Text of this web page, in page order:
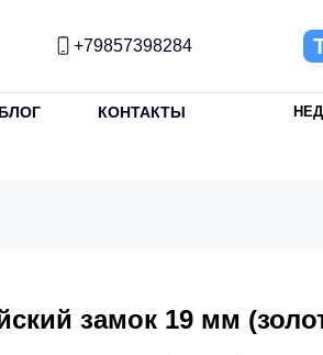
+79857398284
БЛОГ КОНТАКТЫ
замок 19 мм